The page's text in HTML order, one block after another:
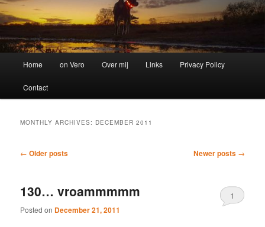
Home on Vero Over mij Links Privacy Policy
Contact
MONTHLY ARCHIVES: DECEMBER 2011
Post
← Older posts Newer posts →
130… vroammmmm
Posted on December 21, 2011
1